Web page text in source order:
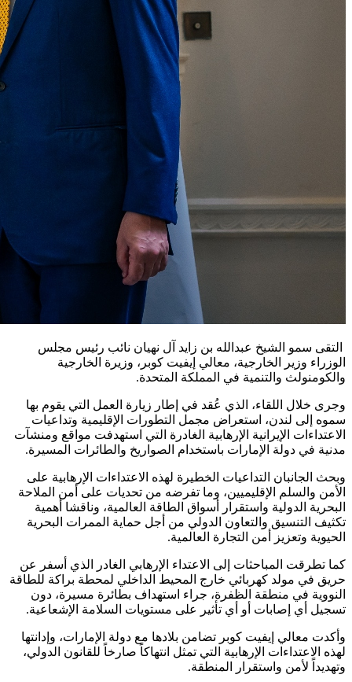
التقى سمو الشيخ عبدالله بن زايد آل نهيان نائب رئيس مجلس
الوزراء وزير الخارجية، معالي إيفيت كوبر، وزيرة الخارجية
والكومنولث والتنمية في المملكة المتحدة.
وجرى خلال اللقاء، الذي عُقد في إطار زيارة العمل التي يقوم بها
سموه إلى لندن، استعراض مجمل التطورات الإقليمية وتداعيات
الاعتداءات الإيرانية الإرهابية الغادرة التي استهدفت مواقع ومنشآت
مدنية في دولة الإمارات باستخدام الصواريخ والطائرات المسيرة.
وبحث الجانبان التداعيات الخطيرة لهذه الاعتداءات الإرهابية على
الأمن والسلم الإقليميين، وما تفرضه من تحديات على أمن الملاحة
البحرية الدولية واستقرار أسواق الطاقة العالمية، وناقشا أهمية
تكثيف التنسيق والتعاون الدولي من أجل حماية الممرات البحرية
الحيوية وتعزيز أمن التجارة العالمية.
كما تطرقت المباحثات إلى الاعتداء الإرهابي الغادر الذي أسفر عن
حريق في مولد كهربائي خارج المحيط الداخلي لمحطة براكة للطاقة
النووية في منطقة الظفرة، جراء استهداف بطائرة مسيرة، دون
تسجيل أي إصابات أو أي تأثير على مستويات السلامة الإشعاعية.
وأكدت معالي إيفيت كوبر تضامن بلادها مع دولة الإمارات، وإدانتها
لهذه الاعتداءات الإرهابية التي تمثل انتهاكاً صارخاً للقانون الدولي،
وتهديداً لأمن واستقرار المنطقة.